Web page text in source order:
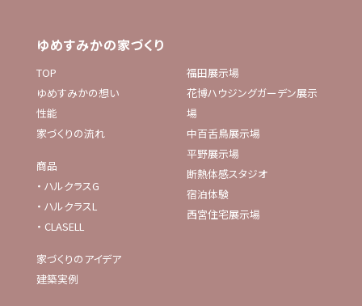
ゆめすみかの家づくり
TOP
ゆめすみかの想い
性能
家づくりの流れ
商品
・ ハルクラスG
・ ハルクラスL
・ CLASELL
家づくりのアイデア
建築実例
福田展示場
花博ハウジングガーデン展示
場
中百舌鳥展示場
平野展示場
断熱体感スタジオ
宿泊体験
西宮住宅展示場